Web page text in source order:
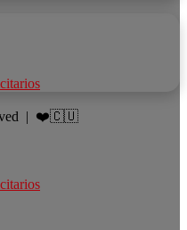
| ❤️🇨🇺